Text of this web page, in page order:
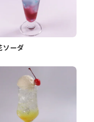
ソーダ